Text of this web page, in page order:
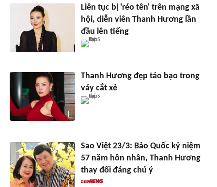
Liên tục bị 'réo tên' trên mạng xã
hội, diễn viên Thanh Hương lần
đầu lên tiếng
Thanh Hương đẹp táo bạo trong
váy cắt xẻ
Sao Việt 23/3: Bảo Quốc kỷ niệm
57 năm hôn nhân, Thanh Hương
thay đổi đáng chú ý